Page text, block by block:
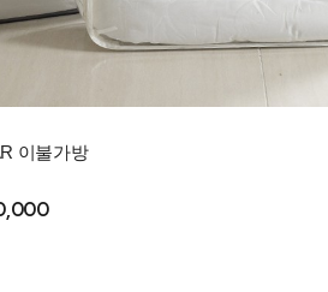
이불가방